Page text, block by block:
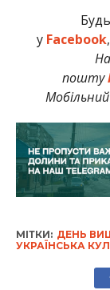
у Facebook,
пошту
МІТКИ: ДЕНЬ
УКРАЇНСЬКА